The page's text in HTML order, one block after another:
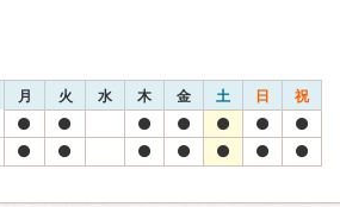
月 火 水 木 金 土 日 祝